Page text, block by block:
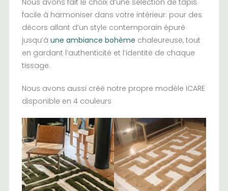
Nous avons fait le choix d’une sélection de tapis
facile à harmoniser dans votre intérieur. pour des
décors allant d’un style contemporain épuré
jusqu’à une ambiance bohème chaleureuse, tout
en gardant l’authenticité et l’identité de chaque
tissage.
Nous avons aussi créé notre propre modèle ICARE
disponible en 4 couleurs